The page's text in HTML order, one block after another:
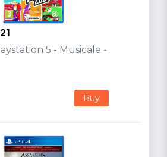
5 - Musicale -
Buy